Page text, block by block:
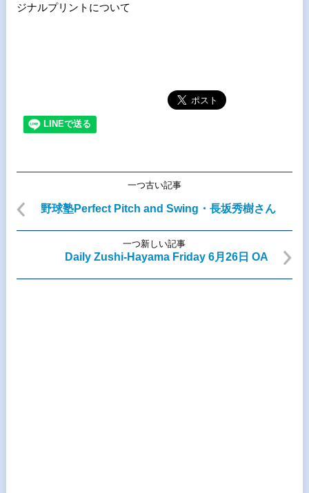
ジナルプリントについて
一つ古い記事
野球塾Perfect Pitch and Swing・長坂秀樹さん
一つ新しい記事
Daily Zushi-Hayama Friday 6月26日 OA